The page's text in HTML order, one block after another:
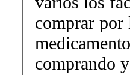
comprar por
comprando